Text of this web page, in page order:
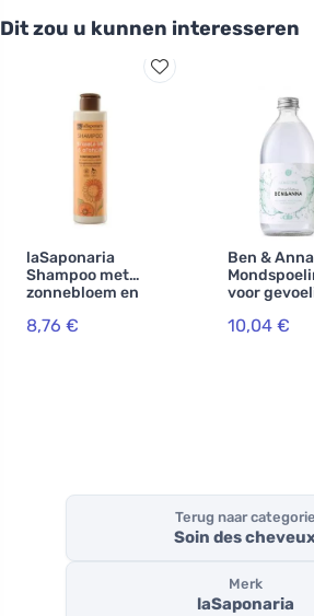
Dit zou u kunnen interesseren
laSaponaria
Shampoo met
zonnebloem en
sinaasappel BIO
8,76 €
Ben & Anna
voor
tanden
(500 ml)
10,04 €
Terug naar categorie
Soin des
Merk
laSaponaria